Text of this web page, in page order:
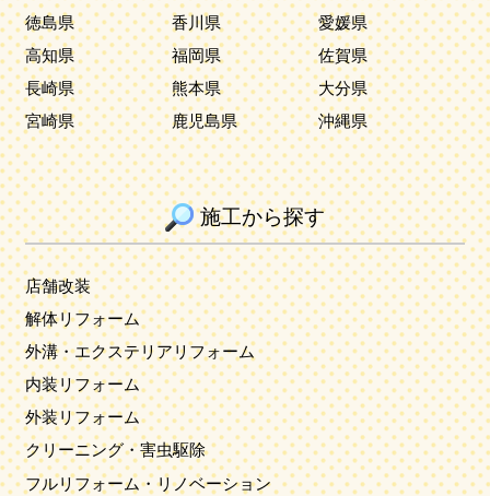
徳島県
香川県
愛媛県
高知県
福岡県
佐賀県
長崎県
熊本県
大分県
宮崎県
鹿児島県 沖縄県
施工から探す
店舗改装
解体リフォーム
外溝・エクステリアリフォーム
内装リフォーム
外装リフォーム
クリーニング・害虫駆除
フルリフォーム・リノベーション